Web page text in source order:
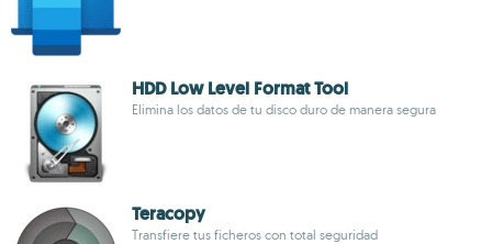
HDD Low Level Format Tool
Elimina los datos de tu disco duro de manera segura
Teracopy
Transfiere tus ficheros con total seguridad